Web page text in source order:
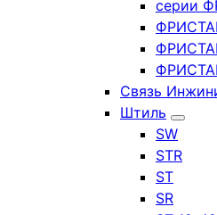
серии
Связь
Штиль
SW
STR
ST
SR